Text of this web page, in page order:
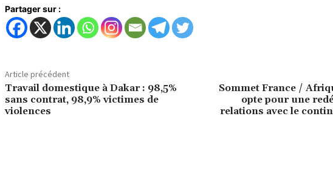
Partager sur :
Article précédent
Travail domestique à Dakar : 98,5%
sans contrat, 98,9% victimes de
violences
Sommet France /
opte pour une
relations avec le